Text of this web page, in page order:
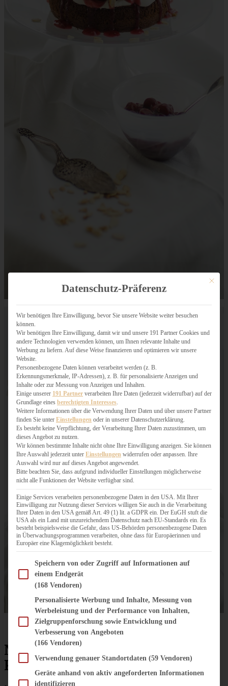
Naked-Cake im Schwarzwälder-
Kirsch-Style
Mit
Datenschutz-Präferenz
Wir benötigen Ihre Einwilligung, bevor Sie unsere Website weiter besuchen
können.
Wir benötigen Ihre Einwilligung, damit wir und unsere 191 Partner Cookies und
andere Technologien verwenden können, um Ihnen relevante Inhalte und
Werbung zu liefern. Auf diese Weise finanzieren und optimieren wir unsere
Website.
Personenbezogene Daten können verarbeitet werden (z. B.
Erkennungsmerkmale, IP-Adressen), z. B. für personalisierte Anzeigen und
Inhalte oder zur Messung von Anzeigen und Inhalten.
Einige unserer 191 Partner verarbeiten Ihre Daten (jederzeit widerrufbar) auf der
Grundlage eines berechtigten Interesses
Weitere Informationen über die Verwendung Ihrer Daten und über unsere Partner
finden Sie unter Einstellungen oder in unserer Datenschutzerklärung.
Es besteht keine Verpflichtung, der Verarbeitung Ihrer Daten zuzustimmen, um
dieses Angebot zu nutzen.
Wir können bestimmte Inhalte nicht ohne Ihre Einwilligung anzeigen. Sie können
Ihre Auswahl jederzeit unter Einstellungen widerrufen oder anpassen. Ihre
Auswahl wird nur auf dieses Angebot angewendet.
Bitte beachten Sie, dass aufgrund individueller Einstellungen möglicherweise
nicht alle Funktionen der Website verfügbar sind.
Einige Services verarbeiten personenbezogene Daten in den USA. Mit Ihrer
Einwilligung zur Nutzung dieser Services willigen Sie auch in die Verarbeitung
Ihrer Daten in den USA gemäß Art. 49 (1) lit. a GDPR ein. Der EuGH stuft die
USA als ein Land mit unzureichendem Datenschutz nach EU-Standards ein. Es
besteht beispielsweise die Gefahr, dass US-Behörden personenbezogene Daten
in Überwachungsprogrammen verarbeiten, ohne dass für Europäerinnen und
Europäer eine Klagemöglichkeit besteht.
Im Folgenden finden Sie eine Liste der Zwecke des IAB Transparency and Consent
Speichern von oder Zugriff auf Informationen auf
einem Endgerät
(168 Vendoren)
Personalisierte Werbung und Inhalte, Messung von
Werbeleistung und der Performance von Inhalten,
Zielgruppenforschung sowie Entwicklung und
Verbesserung von Angeboten
(166 Vendoren)
Verwendung genauer Standortdaten (59 Vendoren)
Geräte anhand von aktiv angeforderten Informationen
identifizieren